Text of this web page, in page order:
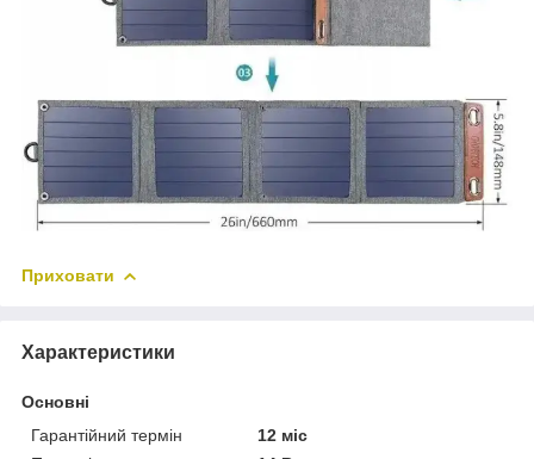
Приховати
Характеристики
Основні
Гарантійний термін
12 міс